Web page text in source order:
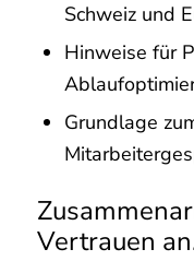
Schweiz und
Hinweise für
Grundlage
Vertrauen